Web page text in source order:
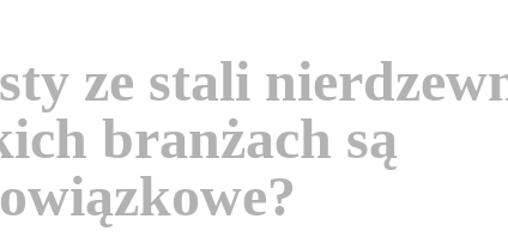
ze stali
branżach są